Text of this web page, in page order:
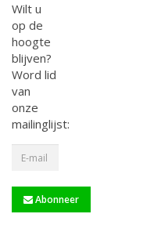
Wilt u
op de
hoogte
blijven?
Word lid
van
onze
mailinglijst:
Abonneer